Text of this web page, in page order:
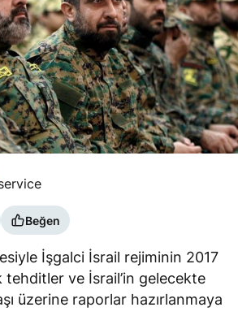
Beğen
İşgalci İsrail rejiminin 2017
tehditler ve İsrail’in gelecekte
üzerine raporlar hazırlanmaya